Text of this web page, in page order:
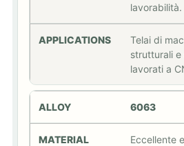
lavorabilità.
Telai di
strutturali
lavorati a
6063
Eccellente